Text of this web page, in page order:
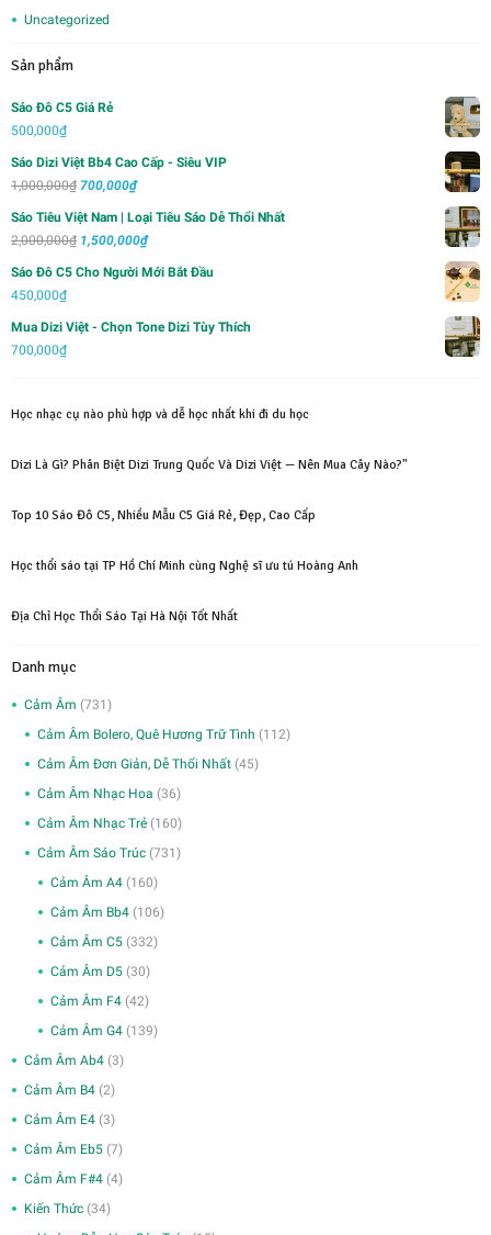
Uncategorized
Sản phẩm
Sáo Đô C5 Giá Rẻ
500,000₫
Sáo Dizi Việt Bb4 Cao Cấp - Siêu VIP
1,000,000₫ Giá
700,000₫Giá
700,000₫.
Sáo Tiêu Việt Nam | Loại Tiêu Sáo Dễ Thổi Nhất
2,000,000₫ Giá
1,500,000₫Giá
1,500,000₫.
Sáo Đô C5 Cho Người Mới Bắt Đầu
450,000₫
Mua Dizi Việt - Chọn Tone Dizi Tùy Thích
700,000₫
Học nhạc cụ nào phù hợp và dễ học nhất khi đi du học
Dizi Là Gì? Phân Biệt Dizi Trung Quốc Và Dizi Việt — Nên Mua Cây Nào?"
Top 10 Sáo Đô C5, Nhiều Mẫu C5 Giá Rẻ, Đẹp, Cao Cấp
Học thổi sáo tại TP Hồ Chí Minh cùng Nghệ sĩ ưu tú Hoàng Anh
Địa Chỉ Học Thổi Sáo Tại Hà Nội Tốt Nhất
Danh mục
Cảm Âm (731)
Cảm Âm Bolero, Quê Hương Trữ Tình (112)
Cảm Âm Đơn Giản, Dễ Thổi Nhất (45)
Cảm Âm Nhạc Hoa (36)
Cảm Âm Nhạc Trẻ (160)
Cảm Âm Sáo Trúc (731)
Cảm Âm A4 (160)
Cảm Âm Bb4 (106)
Cảm Âm C5 (332)
Cảm Âm D5 (30)
Cảm Âm F4 (42)
Cảm Âm G4 (139)
Cảm Âm Ab4 (3)
Cảm Âm B4 (2)
Cảm Âm E4 (3)
Cảm Âm Eb5 (7)
Cảm Âm F#4 (4)
Kiến Thức (34)